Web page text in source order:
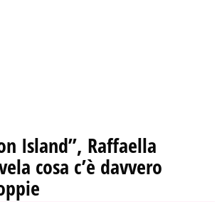
Island”, Raffaella
cosa c’è davvero